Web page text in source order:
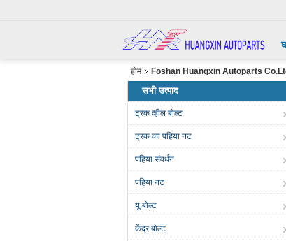
होम Foshan Huangxin Autoparts Co.Ltd
सभी उत्पाद
ट्रक व्हील बोल्ट
ट्रक का पहिया नट
पहिया संवर्धन
पहिया नट
यू बोल्ट
केंद्र बोल्ट